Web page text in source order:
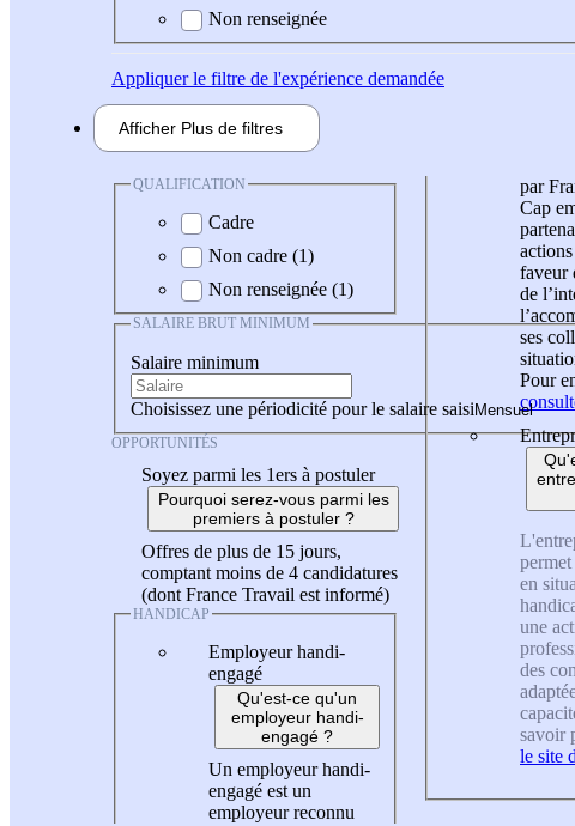
Non renseignée
Appliquerle filtre de l'expérience demandée
Afficher Plus de filtres
QUALIFICATION
Cadre
Non cadre (1)
Non renseignée (1)
SALAIRE BRUT MINIMUM
Salaire minimum
Choisissez une périodicité pour le salaire saisi
OPPORTUNITÉS
Soyez parmi les 1ers à postuler
Pourquoi serez-vous parmi les
premiers à postuler ?
Offres de plus de 15 jours,
comptant moins de 4 candidatures
(dont France Travail est informé)
HANDICAP
Employeur handi-
engagé
Qu'est-ce qu'un
employeur handi-
engagé ?
Un employeur handi-
engagé est un
employeur reconnu
par
Cap
faveur
de
ses
Pour
en
une
des
savoir
le site